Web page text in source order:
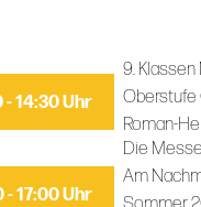
- 14:30 Uhr
9.
Oberstufe
Roman-
- 17:00 Uhr
Die
Am